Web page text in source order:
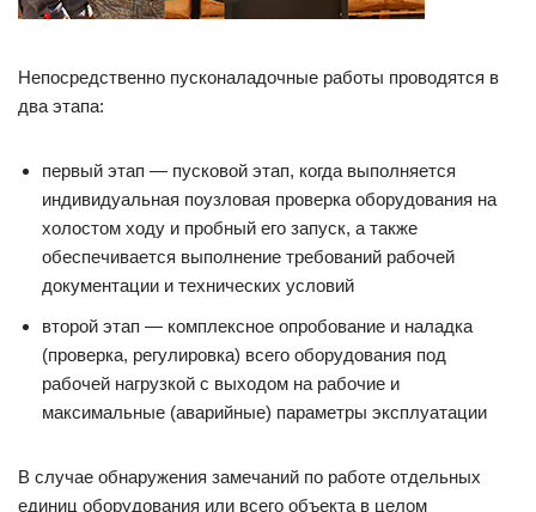
Непосредственно пусконаладочные работы проводятся в
два этапа:
первый этап — пусковой этап, когда выполняется
индивидуальная поузловая проверка оборудования на
холостом ходу и пробный его запуск, а также
обеспечивается выполнение требований рабочей
документации и технических условий
второй этап — комплексное опробование и наладка
(проверка, регулировка) всего оборудования под
рабочей нагрузкой с выходом на рабочие и
максимальные (аварийные) параметры эксплуатации
В случае обнаружения замечаний по работе отдельных
единиц оборудования или всего объекта в целом